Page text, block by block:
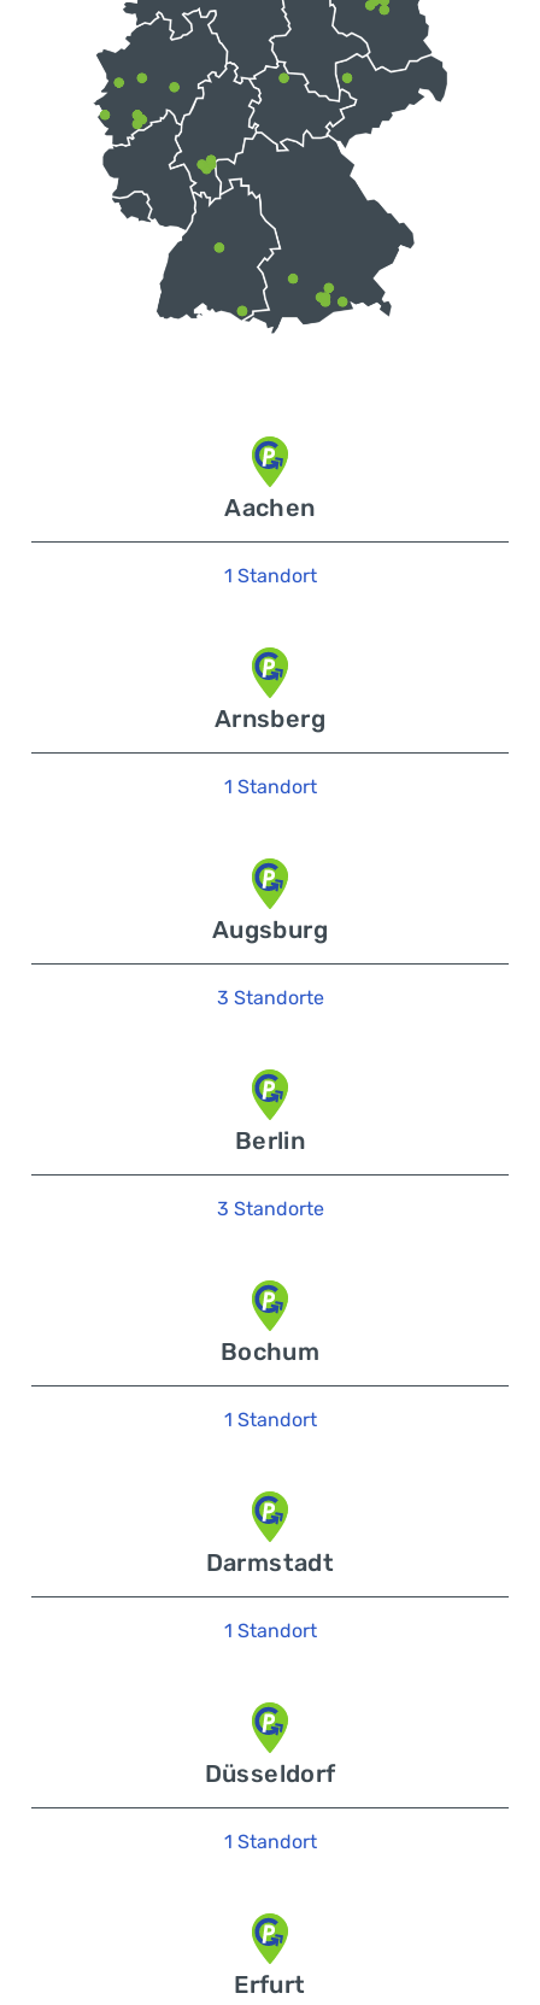
Aachen
1 Standort
Arnsberg
1 Standort
Augsburg
3 Standorte
Berlin
3 Standorte
Bochum
1 Standort
Darmstadt
1 Standort
Düsseldorf
1 Standort
Erfurt